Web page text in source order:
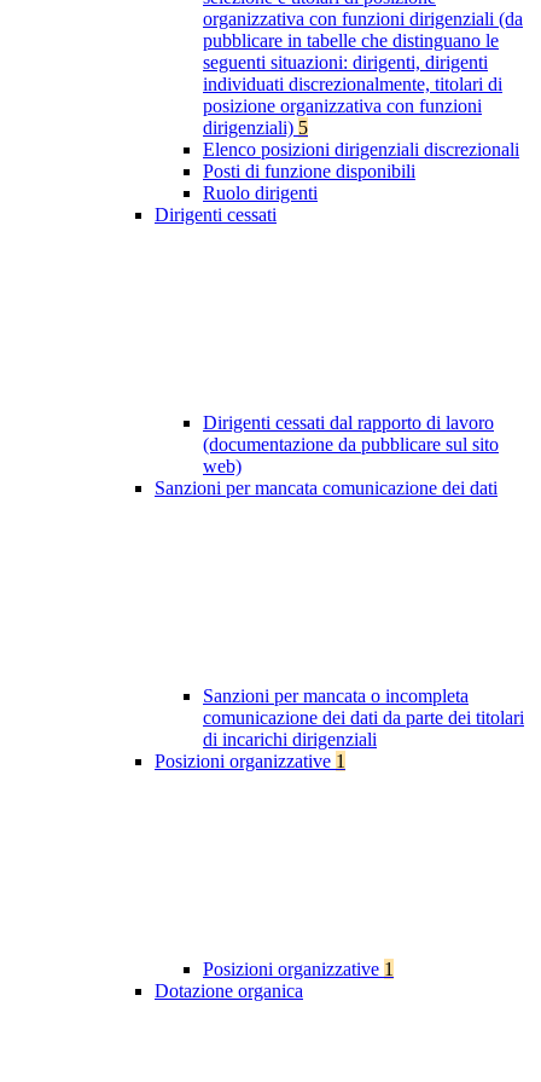
organizzativa con funzioni dirigenziali (da
pubblicare in tabelle che distinguano le
seguenti situazioni: dirigenti, dirigenti
individuati discrezionalmente, titolari di
posizione organizzativa con funzioni
dirigenziali) 5
Elenco posizioni dirigenziali discrezionali
Posti di funzione disponibili
Ruolo dirigenti
Dirigenti cessati
Dirigenti cessati dal rapporto di lavoro
(documentazione da pubblicare sul sito
web)
Sanzioni per mancata comunicazione dei dati
Sanzioni per mancata o incompleta
comunicazione dei dati da parte dei titolari
di incarichi dirigenziali
Posizioni organizzative 1
Posizioni organizzative 1
Dotazione organica